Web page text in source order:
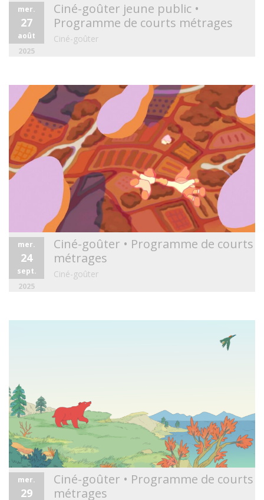
mer.
27
août
2025
Ciné-goûter jeune public •
Programme de courts métrages
Ciné-goûter
mer.
24
sept.
2025
Ciné-goûter • Programme de courts
métrages
Ciné-goûter
mer.
29
Ciné-goûter • Programme de courts
métrages